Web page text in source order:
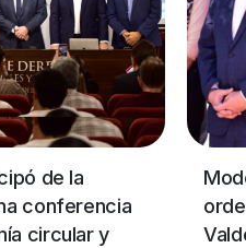
Modernización y
ordenamiento:
Valdés habilitaron